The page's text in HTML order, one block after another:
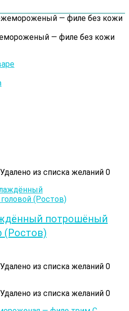
— филе без кожи
Удалено из списка желаний 0
потрошёный
(Ростов)
Удалено из списка желаний 0
Удалено из списка желаний 0